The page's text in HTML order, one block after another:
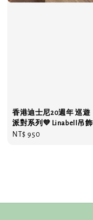
香港迪士尼20週年 巡遊
派對系列💜 Linabell吊飾
Regular
NT$ 950